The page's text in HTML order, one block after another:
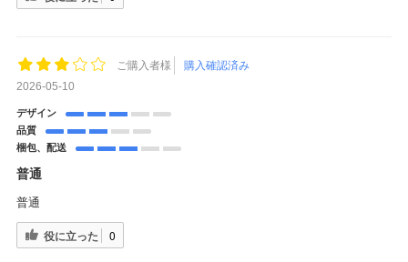
ご購入者様
購入確認済み
2026-05-10
デザイン
品質
梱包、配送
普通
普通
役に立った 0